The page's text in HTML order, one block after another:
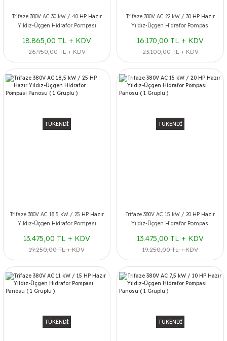
Trifaze 380V AC 30 kW / 40 HP Hazır
Yıldız-Üçgen Hidrafor Pompası
18.865,00 TL + KDV
26.950,00 TL + KDV
Trifaze 380V AC 22 kW / 30 HP Hazır
Yıldız-Üçgen Hidrafor Pompası
16.170,00 TL + KDV
23.100,00 TL + KDV
TÜKENDİ
Trifaze 380V AC 18,5 kW / 25 HP Hazır
Yıldız-Üçgen Hidrafor Pompası
13.475,00 TL + KDV
19.250,00 TL + KDV
TÜKENDİ
Trifaze 380V AC 15 kW / 20 HP Hazır
Yıldız-Üçgen Hidrafor Pompası
13.475,00 TL + KDV
19.250,00 TL + KDV
TÜKENDİ TÜKENDİ